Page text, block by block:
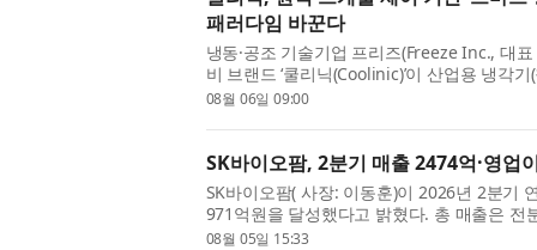
패러다임 바꾼다
냉동·공조 기술기업 프리즈(Freeze Inc., 대
비 브랜드 ‘쿨리닉(Coolinic)’이 산업용 냉각
인하고, 요일과 시간대에 따라 원격으로 자동
08월 06일 09:00
SK바이오팜, 2분기 매출 2474억·영업
SK바이오팜( 사장: 이동훈)이 2026년 2분기
971억원을 달성했다고 밝혔다. 총 매출은 전
40.3% 증가했으며, 영업이익은 전분기 대비
08월 05일 15:33